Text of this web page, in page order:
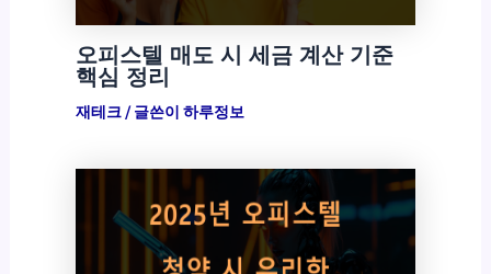
오피스텔 매도 시 세금 계산 기준
핵심 정리
재테크/ 글쓴이 하루정보